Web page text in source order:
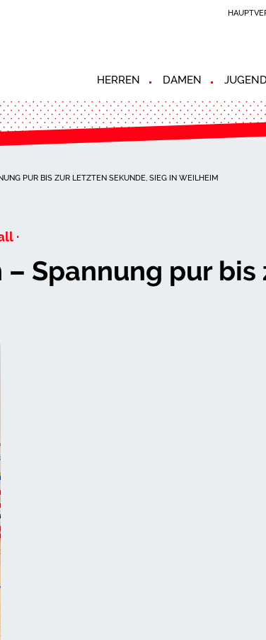
HERREN DAMEN JUGEND
PUR BIS ZUR LETZTEN SEKUNDE, SIEG IN WEILHEIM
·
Spannung pur